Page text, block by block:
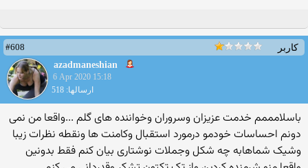
کاربر
#608
azadmaneshian
6 Apr 2020 15:18
ارسالها: 518
باسلامممم خدمت عزیزان وسروران وخواننده های گلم ...واقعا من نمی
دونم احساسات خودمو درمورد استقبال وکامنت ها ونقطه نظرات زیبا
وشیک شماهابه چه شکل وجملات نوشتاری بیان کنم فقط بدونین